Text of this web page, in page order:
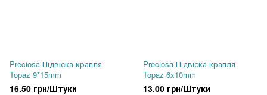
Preciosa Підвіска-крапля
Topaz 9*15mm
16.50 грн/Штуки
Preciosa Підвіска-крапля
Topaz 6x10mm
13.00 грн/Штуки